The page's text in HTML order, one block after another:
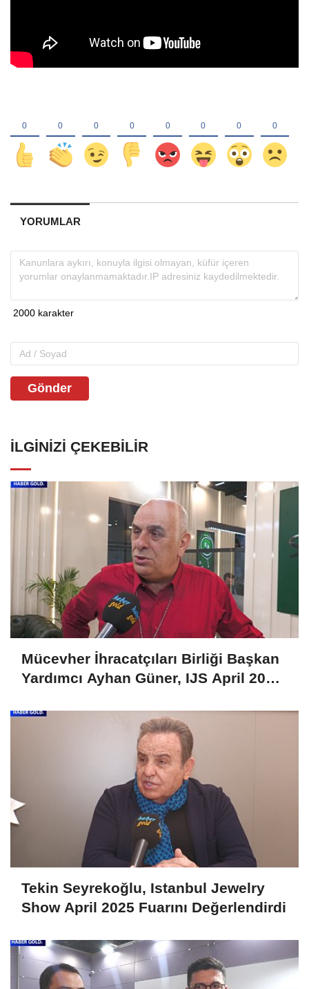
YORUMLAR
Gönder
İLGINIZI ÇEKEBILIR
Mücevher İhracatçıları Birliği Başkan
Yardımcı Ayhan Güner, IJS April 2025
Tekin Seyrekoğlu, Istanbul Jewelry
Show April 2025 Fuarını Değerlendirdi